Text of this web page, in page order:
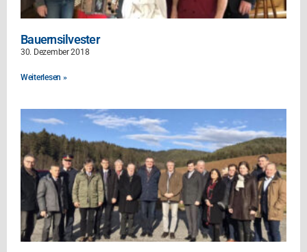
Bauernsilvester
30. Dezember 2018
Weiterlesen »